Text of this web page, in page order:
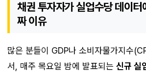
채권 투자자가 실업수당 데이터
짜 이유
많은 분들이 GDP나 소비자물가지수
서, 매주 목요일 밤에 발표되는 신규 실